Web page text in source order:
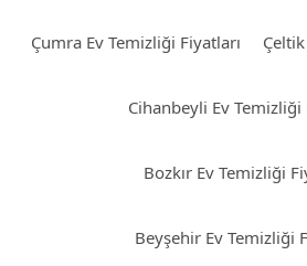
Çumra Ev Temizliği Fiyatları
Cihanbeyli Ev Temizliği
Bozkır Ev Temizliği
Beyşehir Ev Temizliği